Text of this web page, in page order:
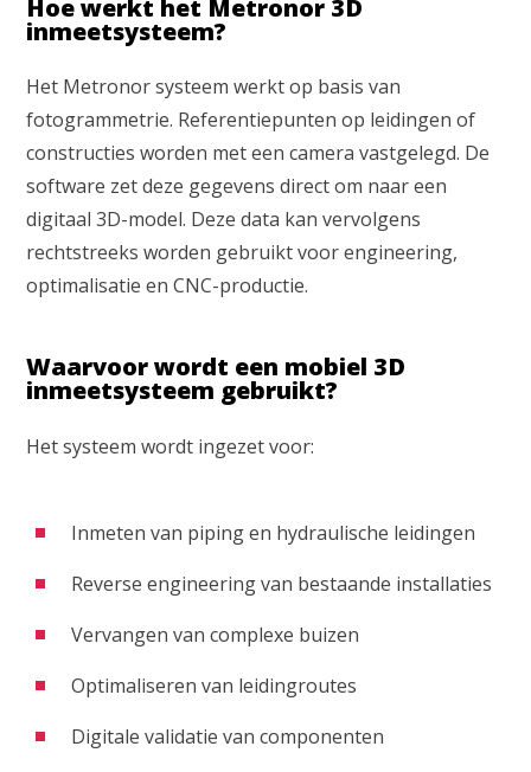
Waar ben je naar op zoek?
Hoe werkt het Metronor 3D
inmeetsysteem?
Het Metronor systeem werkt op basis van
fotogrammetrie. Referentiepunten op leidingen of
constructies worden met een camera vastgelegd. De
software zet deze gegevens direct om naar een
digitaal 3D-model. Deze data kan vervolgens
rechtstreeks worden gebruikt voor engineering,
optimalisatie en CNC-productie.
Waarvoor wordt een mobiel 3D
inmeetsysteem gebruikt?
Het systeem wordt ingezet voor:
Inmeten van piping en hydraulische leidingen
Reverse engineering van bestaande installaties
Vervangen van complexe buizen
Optimaliseren van leidingroutes
Digitale validatie van componenten